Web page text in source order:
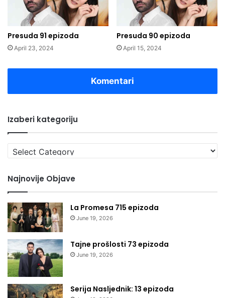
Presuda 91 epizoda
April 23, 2024
Presuda 90 epizoda
April 15, 2024
Komentari
Izaberi kategoriju
Izaberi
kategoriju
Najnovije Objave
La Promesa 715 epizoda
June 19, 2026
Tajne prošlosti 73 epizoda
June 19, 2026
Serija Nasljednik: 13 epizoda